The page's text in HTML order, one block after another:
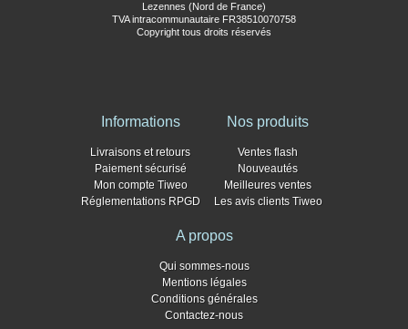
Lezennes (Nord de France)
TVA intracommunautaire FR38510070758
Copyright tous droits réservés
Informations
Livraisons et retours
Paiement sécurisé
Mon compte Tiweo
Réglementations RPGD
Nos produits
Ventes flash
Nouveautés
Meilleures ventes
Les avis clients Tiweo
A propos
Qui sommes-nous
Mentions légales
Conditions générales
Contactez-nous